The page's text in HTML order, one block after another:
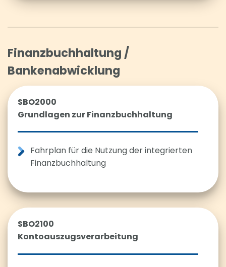
Finanzbuchhaltung /
Bankenabwicklung
SBO2000
Grundlagen zur Finanzbuchhaltung
Fahrplan für die Nutzung der integrierten
Finanzbuchhaltung
SBO2100
Kontoauszugsverarbeitung